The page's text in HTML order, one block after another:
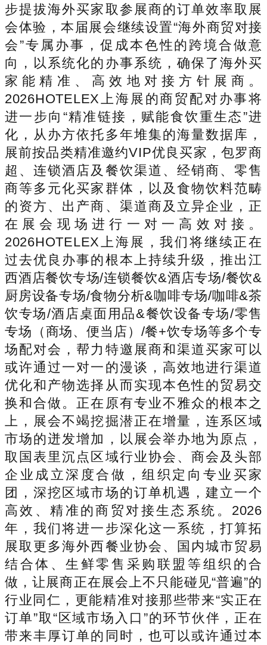
步提拔海外买家取参展商的订单效率取展
会体验，本届展会继续设置“海外商贸对接
会”专属办事，促成本色性的跨境合做意
向，以系统化的办事系统，确保了海外买
家能精准、高效地对接方针展商。
2026HOTELEX上海展的商贸配对办事将
进一步向“精准链接，赋能食饮重生态”进
化，从办方依托多年堆集的海量数据库，
展前按品类精准邀约VIP优良买家，包罗商
超、连锁酒店及餐饮渠道、经销商、零售
商等多元化买家群体，以及食物饮料范畴
的资方、出产商、渠道商及立异企业，正
在展会现场进行一对一高效对接。
2026HOTELEX上海展，我们将继续正在
过去优良办事的根本上持续升级，推出江
西酒店餐饮专场/连锁餐饮&酒店专场/餐饮&
厨房设备专场/食物分析&咖啡专场/咖啡&茶
饮专场/酒店桌面用品&餐饮设备专场/零售
专场（商场、便当店）/餐+饮专场等多个专
场配对会，帮力特邀展商和渠道买家可以
或许通过一对一的漫谈，高效地进行渠道
优化和产物选择从而实现本色性的贸易交
换和合做。正在原有专业不雅众的根本之
上，展会不竭挖掘潜正在增量，连系区域
市场的迸发增加，以展会举办地为原点，
取国表里沉点区域行业协会、商会及头部
企业成立深度合做，组织定向专业买家
团，深挖区域市场的订单机遇，建立一个
高效、精准的商贸对接生态系统。2026
年，我们将进一步深化这一系统，打算拓
展取更多海外西餐业协会、国内城市贸易
结合体、生鲜零售采购联盟等组织的合
做，让展商正在展会上不只能碰见“普遍”的
行业同仁，更能精准对接那些带来“实正在
订单”取“区域市场入口”的环节伙伴，正在
带来丰厚订单的同时，也可以或许通过本